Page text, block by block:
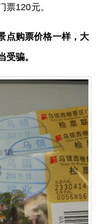
票120元。
点购票价格一样，大
受骗。